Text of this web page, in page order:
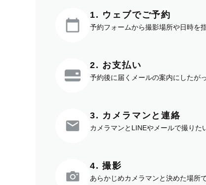
1. ウェブでご予約
予約フォームから撮影場所や日時を
2. お支払い
予約後に届くメールの案内にしたが
3. カメラマンと連絡
カメラマンとLINEやメールで撮りた
4. 撮影
あらかじめカメラマンと決めた場所